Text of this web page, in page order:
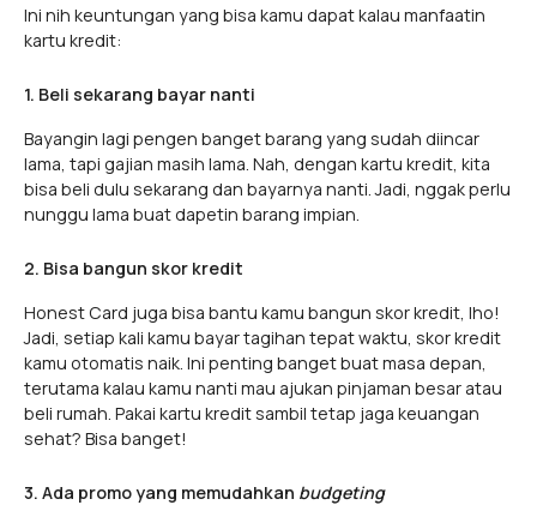
Ini nih keuntungan yang bisa kamu dapat kalau manfaatin
kartu kredit:
1. Beli sekarang bayar nanti
Bayangin lagi pengen banget barang yang sudah diincar
lama, tapi gajian masih lama. Nah, dengan kartu kredit, kita
bisa beli dulu sekarang dan bayarnya nanti. Jadi, nggak perlu
nunggu lama buat dapetin barang impian.
2. Bisa bangun skor kredit
Honest Card juga bisa bantu kamu bangun skor kredit, lho!
Jadi, setiap kali kamu bayar tagihan tepat waktu, skor kredit
kamu otomatis naik. Ini penting banget buat masa depan,
terutama kalau kamu nanti mau ajukan pinjaman besar atau
beli rumah. Pakai kartu kredit sambil tetap jaga keuangan
sehat? Bisa banget!
3. Ada promo yang memudahkan budgeting